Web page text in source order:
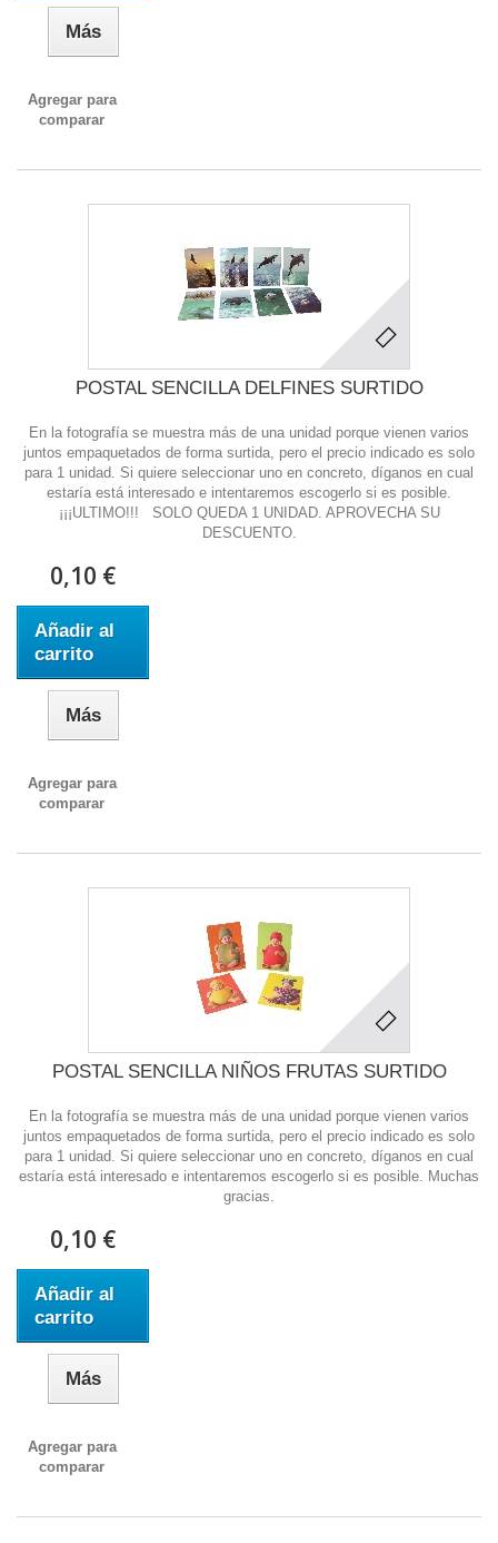
Más
Agregar para
comparar
POSTAL SENCILLA DELFINES SURTIDO
En la fotografía se muestra más de una unidad porque vienen varios
juntos empaquetados de forma surtida, pero el precio indicado es solo
para 1 unidad. Si quiere seleccionar uno en concreto, díganos en cual
estaría está interesado e intentaremos escogerlo si es posible.
¡¡¡ULTIMO!!! SOLO QUEDA 1 UNIDAD. APROVECHA SU
DESCUENTO.
0,10 €
Añadir al
carrito
Más
Agregar para
comparar
POSTAL SENCILLA NIÑOS FRUTAS SURTIDO
En la fotografía se muestra más de una unidad porque vienen varios
juntos empaquetados de forma surtida, pero el precio indicado es solo
para 1 unidad. Si quiere seleccionar uno en concreto, díganos en cual
estaría está interesado e intentaremos escogerlo si es posible. Muchas
gracias.
0,10 €
Añadir al
carrito
Más
Agregar para
comparar